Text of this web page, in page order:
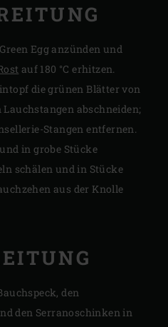
Egg anzünden und
auf 180 °C erhitzen.
die grünen Blätter von
abschneiden;
Stangen entfernen.
in grobe Stücke
schälen und in Stücke
aus der Knolle
den
den Serranoschinken in